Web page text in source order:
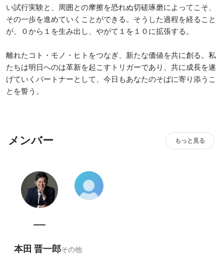
い試行実験と、周囲との摩擦を恐れぬ切磋琢磨によってこそ、
その一歩を進めていくことができる。そうした過程を経ること
が、０から１を生み出し、やがて１を１０に拡張する。
離れたコト・モノ・ヒトをつなぎ、新たな価値を共に創る。私
たちは明日へのは革新を起こすトリガーであり、共に成長を遂
げていくパートナーとして、今日もあなたのそばに寄り添うこ
とを誓う。
メンバー もっと見る
本田 晋一郎その他